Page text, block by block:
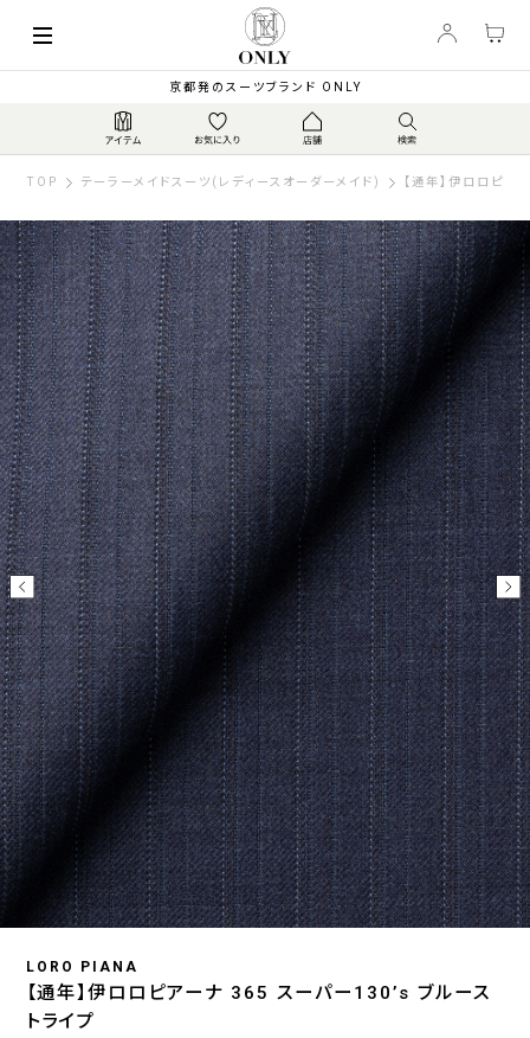
京都発のスーツブランド ONLY
TOP テーラーメイドスーツ(レディースオーダーメイド) 【通年】伊ロロピ
LORO PIANA
【通年】伊ロロピアーナ 365 スーパー130’s ブルース
トライプ